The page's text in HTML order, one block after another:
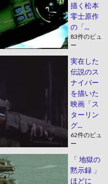
描く松本
零士原作
の「...
83件のビュ
ー
実在した
伝説のス
ナイパー
を描いた
映画「ス
ターリン
グ...
62件のビュ
ー
「 地獄の
黙示録 」
ほどに